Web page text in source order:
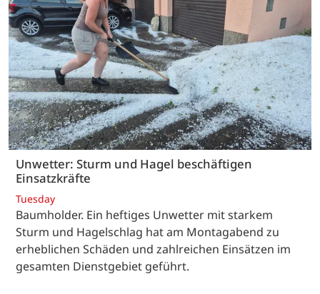
Unwetter: Sturm und Hagel beschäftigen
Einsatzkräfte
Tuesday
Baumholder. Ein heftiges Unwetter mit starkem
Sturm und Hagelschlag hat am Montagabend zu
erheblichen Schäden und zahlreichen Einsätzen im
gesamten Dienstgebiet geführt.